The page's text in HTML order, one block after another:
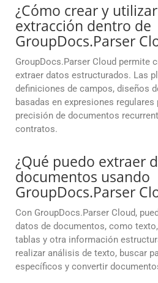
¿Cómo crear y
extracción dentro de
GroupDocs.Parser
GroupDocs.Parser Cloud permite
extraer datos estructurados. Las
definiciones de campos, diseños
basadas en expresiones
precisión de documentos
contratos.
¿Qué puedo extraer
documentos usando
GroupDocs.Parser
Con GroupDocs.Parser Cloud,
datos de documentos, como
tablas y otra información
realizar análisis de texto, buscar
específicos y convertir